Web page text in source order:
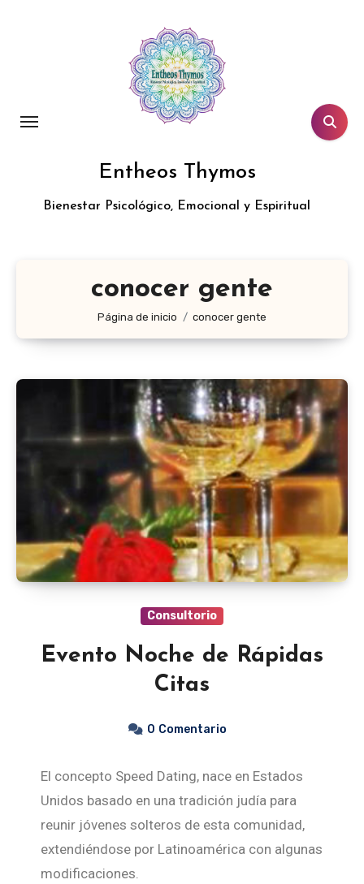
Entheos Thymos
Bienestar Psicológico, Emocional y Espiritual
conocer gente
Página de inicio conocer gente
Consultorio
Evento Noche de Rápidas
Citas
0 Comentario
El concepto Speed Dating, nace en Estados
Unidos basado en una tradición judía para
reunir jóvenes solteros de esta comunidad,
extendiéndose por Latinoamérica con algunas
modificaciones.